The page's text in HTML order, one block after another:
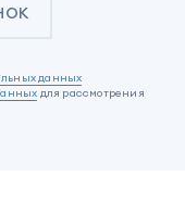
данных
для рассмотрения